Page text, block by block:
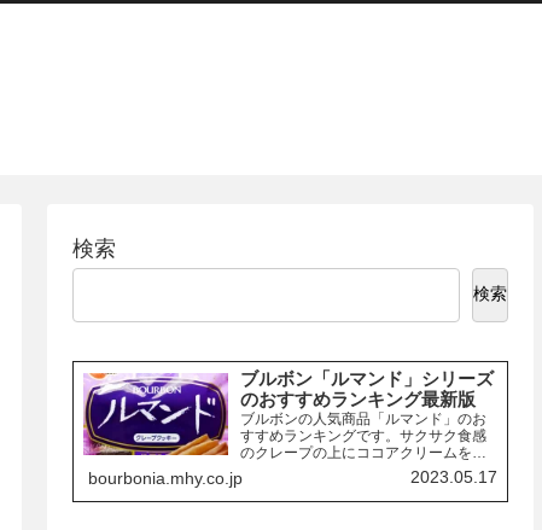
検索
検索
ブルボン「ルマンド」シリーズ
のおすすめランキング最新版
ブルボンの人気商品「ルマンド」のお
すすめランキングです。サクサク食感
のクレープの上にココアクリームを絞
り、チョコレートでコーティングした
お菓子「ルマンド」には、様々なフレ
ーバーの商品があります。ここでは、
bourbonia.mhy.co.jp 2023.05.17